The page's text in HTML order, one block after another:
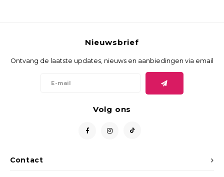
Contact
Nieuwsbrief
Ontvang de laatste updates, nieuws en aanbiedingen via email
Volg ons